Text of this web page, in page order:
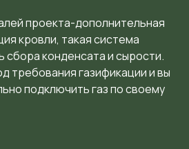
проекта-дополнительная
кровли, такая система
сбора конденсата и сырости.
требования газификации и вы
подключить газ по своему